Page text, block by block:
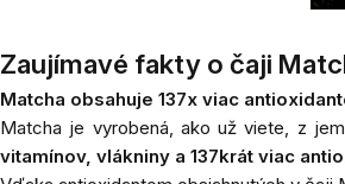
Zaujímavé fakty o čaji
Matcha obsahuje 137x viac
Matcha je vyrobená, ako už viete, z
vitamínov, vlákniny a 137krát viac